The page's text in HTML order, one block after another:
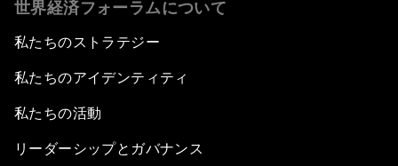
世界経済フォーラムについて
私たちのストラテジー
私たちのアイデンティティ
私たちの活動
リーダーシップとガバナンス